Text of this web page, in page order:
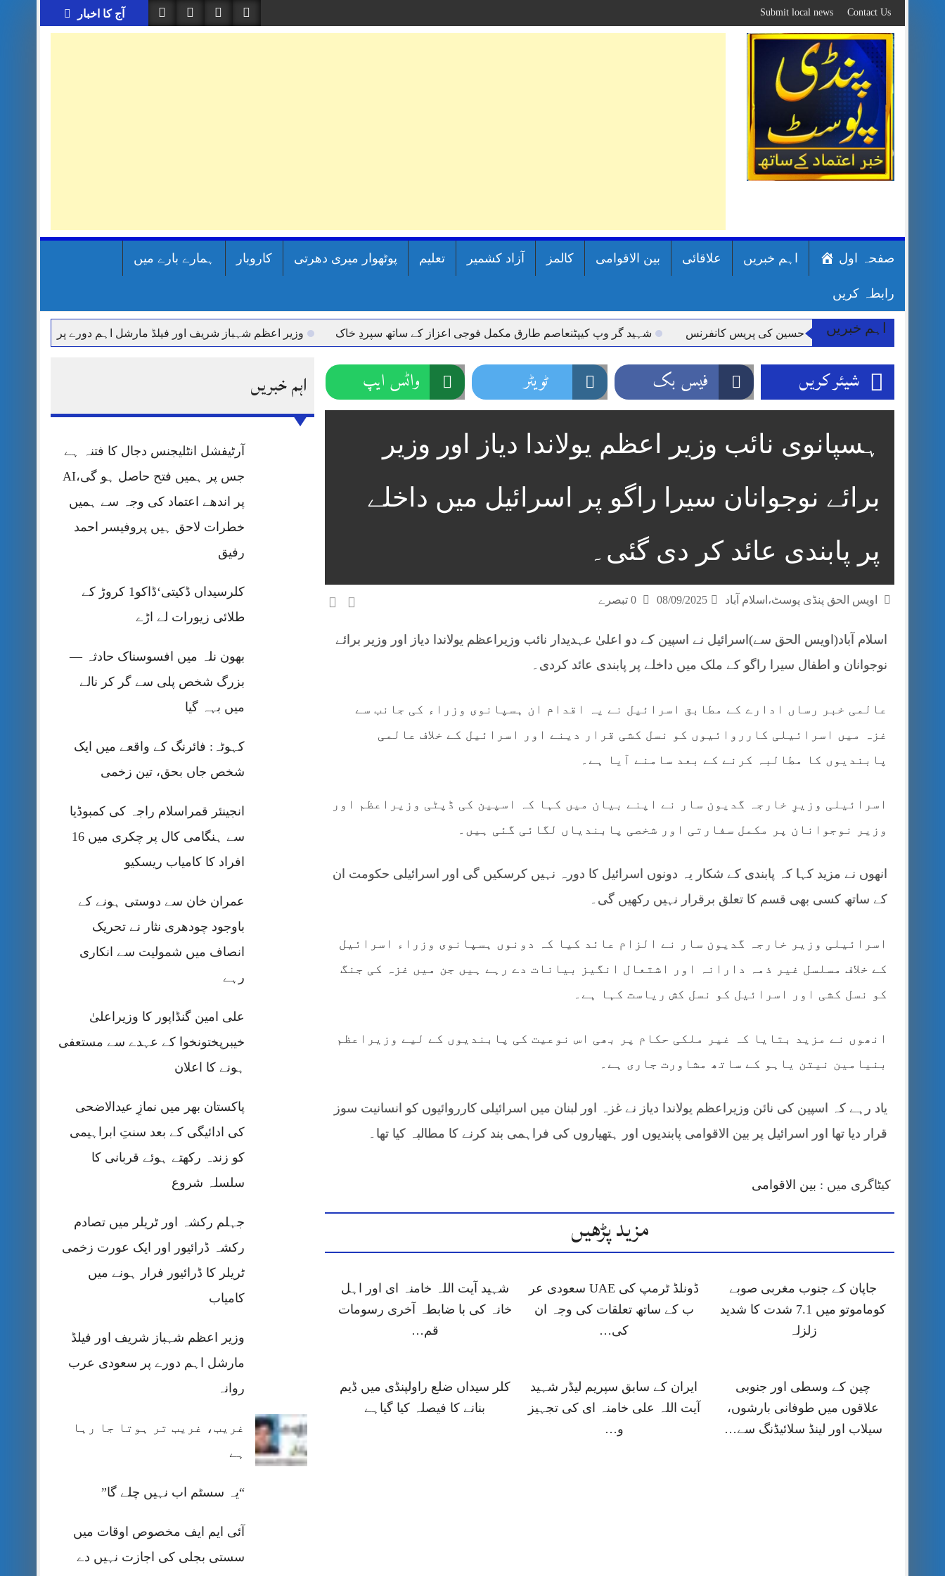
to
content
آج کا اخبار Contact Us
Submit local news
صفحہ اول اہم خبریں علاقائی بین الاقوامی کالمز آزاد کشمیر تعلیم پوٹھوار میری دھرتی کاروبار ہمارے بارے میں
رابطہ کریں
اہم خبریں
کلرسیداں سیدہ زینب حسین کی پریس کانفرنس شہید گر وپ کیپٹنعاصم طارق مکمل فوجی اعزاز کے ساتھ سپردِ خاک وزیر اعظم شہباز شریف اور فیلڈ مارشل اہم دورے پر سعودی عرب
اہم خبریں
آرٹیفشل انٹلیجنس دجال کا فتنہ ہے
جس پر ہمیں فتح حاصل ہو گی،AI
پر اندھے اعتماد کی وجہ سے ہمیں
خطرات لاحق ہیں پروفیسر احمد
رفیق
کلرسیداں ڈکیتی‘ڈاکو1 کروڑ کے
طلائی زیورات لے اڑے
بھون نلہ میں افسوسناک حادثہ —
بزرگ شخص پلی سے گر کر نالے
میں بہہ گیا
کہوٹہ: فائرنگ کے واقعے میں ایک
شخص جاں بحق، تین زخمی
انجینئر قمراسلام راجہ کی کمبوڈیا
سے ہنگامی کال پر چکری میں 16
افراد کا کامیاب ریسکیو
عمران خان سے دوستی ہونے کے
باوجود چودھری نثار نے تحریک
انصاف میں شمولیت سے انکاری
رہے
علی امین گنڈاپور کا وزیراعلیٰ
خیبرپختونخوا کے عہدے سے مستعفی
ہونے کا اعلان
پاکستان بھر میں نمازِ عیدالاضحی
کی ادائیگی کے بعد سنتِ ابراہیمی
کو زندہ رکھتے ہوئے قربانی کا
سلسلہ شروع
جہلم رکشہ اور ٹریلر میں تصادم
رکشہ ڈرائیور اور ایک عورت زخمی
ٹریلر کا ڈرائیور فرار ہونے میں
کامیاب
وزیر اعظم شہباز شریف اور فیلڈ
مارشل اہم دورے پر سعودی عرب
روانہ
غریب، غریب تر ہوتا جا رہا
ہے
“یہ سسٹم اب نہیں چلے گا”
آئی ایم ایف مخصوص اوقات میں
سستی بجلی کی اجازت نہیں دے
شیئر کریں فیس بک ٹویٹر واٹس ایپ
ہسپانوی نائب وزیر اعظم یولاندا دیاز اور وزیر
برائے نوجوانان سیرا راگو پر اسرائیل میں داخلے
پر پابندی عائد کر دی گئی۔
اویس الحق پنڈی پوسٹ،اسلام آباد 08/09/2025
اسلام آباد(اویس الحق سے)اسرائیل نے اسپین کے دو اعلیٰ عہدیدار نائب وزیراعظم یولاندا دیاز اور وزیر برائے
نوجوانان و اطفال سیرا راگو کے ملک میں داخلے پر پابندی عائد کردی۔
عالمی خبر رساں ادارے کے مطابق اسرائیل نے یہ اقدام ان ہسپانوی وزراء کی جانب سے
غزہ میں اسرائیلی کارروائیوں کو نسل کشی قرار دینے اور اسرائیل کے خلاف عالمی
پابندیوں کا مطالبہ کرنے کے بعد سامنے آیا ہے۔
اسرائیلی وزیرِ خارجہ گدیون سار نے اپنے بیان میں کہا کہ اسپین کی ڈپٹی وزیراعظم اور
وزیر نوجوانان پر مکمل سفارتی اور شخصی پابندیاں لگائی گئی ہیں۔
انھوں نے مزید کہا کہ پابندی کے شکار یہ دونوں اسرائیل کا دورہ نہیں کرسکیں گی اور اسرائیلی حکومت ان
کے ساتھ کسی بھی قسم کا تعلق برقرار نہیں رکھیں گی۔
اسرائیلی وزیر خارجہ گدیون سار نے الزام عائد کیا کہ دونوں ہسپانوی وزراء اسرائیل
کے خلاف مسلسل غیر ذمہ دارانہ اور اشتعال انگیز بیانات دے رہے ہیں جن میں غزہ کی جنگ
کو نسل کشی اور اسرائیل کو نسل کش ریاست کہا ہے۔
انھوں نے مزید بتایا کہ غیر ملکی حکام پر بھی اس نوعیت کی پابندیوں کے لیے وزیراعظم
بنیامین نیتن یاہو کے ساتھ مشاورت جاری ہے۔
یاد رہے کہ اسپین کی نائن وزیراعظم یولاندا دیاز نے غزہ اور لبنان میں اسرائیلی کارروائیوں کو انسانیت سوز
قرار دیا تھا اور اسرائیل پر بین الاقوامی پابندیوں اور ہتھیاروں کی فراہمی بند کرنے کا مطالبہ کیا تھا۔
کیٹاگری میں : بین الاقوامی
مزید پڑھیں
جاپان کے جنوب مغربی صوبے
کوماموتو میں 7.1 شدت کا شدید
زلزلہ
ڈونلڈ ٹرمپ کی UAE سعودی عر
ب کے ساتھ تعلقات کی وجہ ان
کی…
شہید آیت اللہ خامنہ ای اور اہل
خانہ کی با ضابطہ آخری رسومات
قم…
چین کے وسطی اور جنوبی
علاقوں میں طوفانی بارشوں،
سیلاب اور لینڈ سلائیڈنگ سے…
ایران کے سابق سپریم لیڈر شہید
آیت اللہ علی خامنہ ای کی تجہیز
و…
کلر سیداں ضلع راولپنڈی میں ڈیم
بنانے کا فیصلہ کیا گیاہے